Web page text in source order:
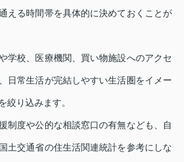
える時間帯を具体的に決めておくことが
学校、医療機関、買い物施設へのアクセ
日常生活が完結しやすい生活圏をイメー
絞り込みます。
制度や公的な相談窓口の有無なども、自
土交通省の住生活関連統計を参考にしな